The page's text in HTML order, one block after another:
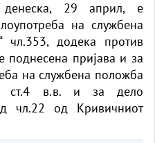
денеска, 29 април, е
на службена
чл.353, додека против
поднесена пријава и за
на службена положба
ст.4 в.в. и за дело
чл.22 од Кривичниот